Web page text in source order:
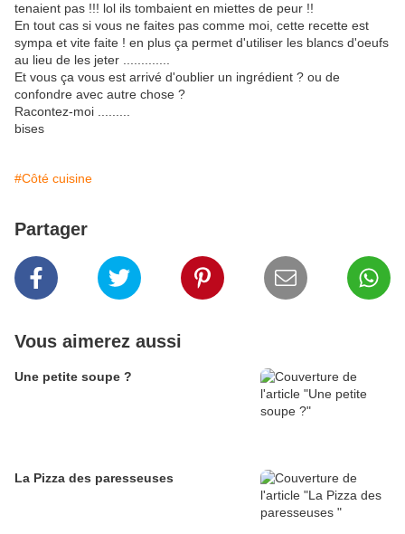
tenaient pas !!! lol ils tombaient en miettes de peur !!
En tout cas si vous ne faites pas comme moi, cette recette est
sympa et vite faite ! en plus ça permet d'utiliser les blancs d'oeufs
au lieu de les jeter .............
Et vous ça vous est arrivé d'oublier un ingrédient ? ou de
confondre avec autre chose ?
Racontez-moi .........
bises
#Côté cuisine
Partager
Vous aimerez aussi
Une petite soupe ?
La Pizza des paresseuses